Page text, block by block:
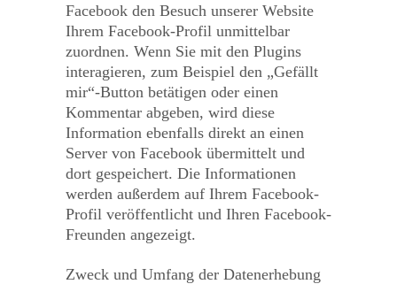
Facebook den Besuch unserer Website
Ihrem Facebook-Profil unmittelbar
zuordnen. Wenn Sie mit den Plugins
interagieren, zum Beispiel den „Gefällt
mir“-Button betätigen oder einen
Kommentar abgeben, wird diese
Information ebenfalls direkt an einen
Server von Facebook übermittelt und
dort gespeichert. Die Informationen
werden außerdem auf Ihrem Facebook-
Profil veröffentlicht und Ihren Facebook-
Freunden angezeigt.
Zweck und Umfang der Datenerhebung